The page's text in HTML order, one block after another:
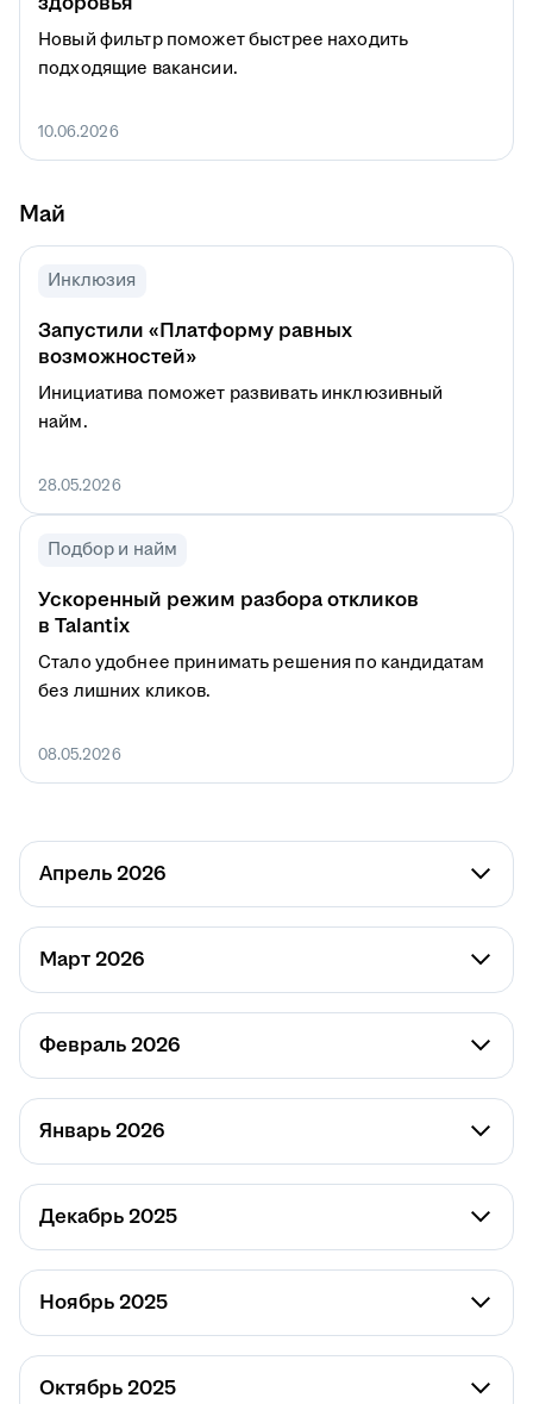
Новый фильтр поможет быстрее находить
подходящие вакансии.
10.06.2026
Май
Инклюзия
Запустили «Платформу равных
возможностей»
Инициатива поможет развивать инклюзивный
найм.
28.05.2026
Подбор и найм
Ускоренный режим разбора откликов
в Talantix
Стало удобнее принимать решения по кандидатам
без лишних кликов.
08.05.2026
Апрель 2026
Март 2026
Февраль 2026
Январь 2026
Декабрь 2025
Ноябрь 2025
Октябрь 2025